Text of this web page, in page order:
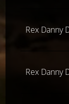
Rex Danny
Rex Danny